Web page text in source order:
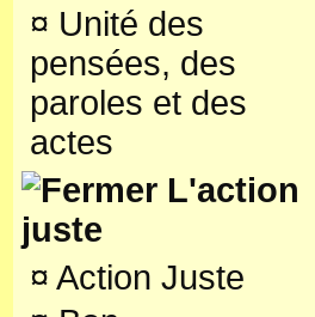
¤ Unité des
pensées, des
paroles et des
actes
L'action
juste
¤ Action Juste